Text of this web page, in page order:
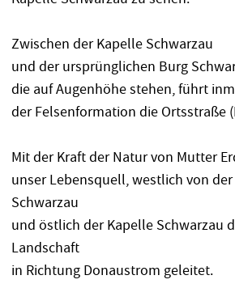
Zwischen der Kapelle Schwarzau
und der ursprünglichen Burg
die auf Augenhöhe stehen, führt
der Felsenformation die Ortsstraße
Mit der Kraft der Natur von Mutter
unser Lebensquell, westlich von
Schwarzau
und östlich der Kapelle Schwarzau
Landschaft
in Richtung Donaustrom geleitet.